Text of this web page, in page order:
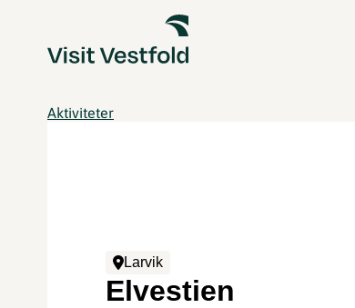
Aktiviteter
Larvik
Elvestien